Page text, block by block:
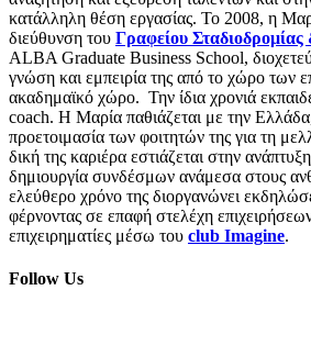
κατάλληλη θέση εργασίας. Το 2008, η
διεύθυνση του Γραφείου
ALBA Graduate Business School,
γνώση και εμπειρία της από το χώρο των
ακαδημαϊκό χώρο. Την ίδια χρονιά
coach. Η Μαρία παθιάζεται με την
προετοιμασία των φοιτητών της για τη
δική της καριέρα εστιάζεται στην
δημιουργία συνδέσμων ανάμεσα στους
ελεύθερο χρόνο της διοργανώνει
φέρνοντας σε επαφή στελέχη
επιχειρηματίες μέσω του club Imagine.
Follow Us